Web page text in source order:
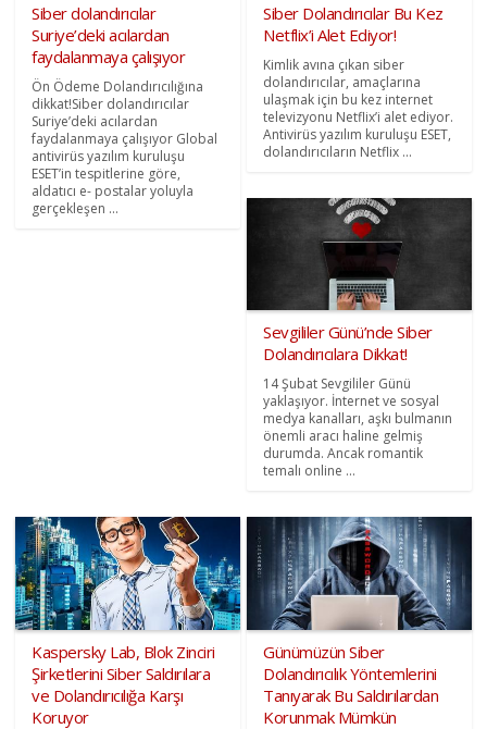
Siber dolandırıcılar
Suriye’deki acılardan
faydalanmaya çalışıyor
Ön Ödeme Dolandırıcılığına
dikkat!Siber dolandırıcılar
Suriye’deki acılardan
faydalanmaya çalışıyor Global
antivirüs yazılım kuruluşu
ESET’in tespitlerine göre,
aldatıcı e- postalar yoluyla
gerçekleşen ...
Siber Dolandırıcılar Bu Kez
Netflix’i Alet Ediyor!
Kimlik avına çıkan siber
dolandırıcılar, amaçlarına
ulaşmak için bu kez internet
televizyonu Netflix’i alet ediyor.
Antivirüs yazılım kuruluşu ESET,
dolandırıcıların Netflix ...
Sevgililer Günü’nde Siber
Dolandırıcılara Dikkat!
14 Şubat Sevgililer Günü
yaklaşıyor. İnternet ve sosyal
medya kanalları, aşkı bulmanın
önemli aracı haline gelmiş
durumda. Ancak romantik
temalı online ...
Kaspersky Lab, Blok Zinciri
Şirketlerini Siber Saldırılara
ve Dolandırıcılığa Karşı
Koruyor
Günümüzün Siber
Dolandırıcılık Yöntemlerini
Tanıyarak Bu Saldırılardan
Korunmak Mümkün